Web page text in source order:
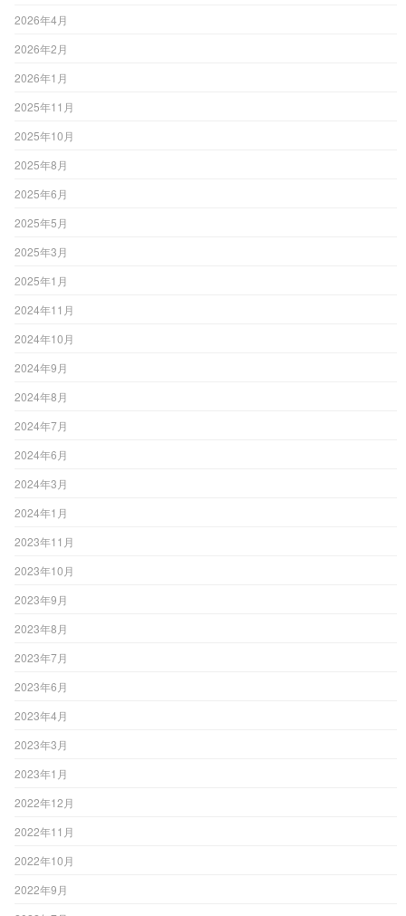
2026年4月
2026年2月
2026年1月
2025年11月
2025年10月
2025年8月
2025年6月
2025年5月
2025年3月
2025年1月
2024年11月
2024年10月
2024年9月
2024年8月
2024年7月
2024年6月
2024年3月
2024年1月
2023年11月
2023年10月
2023年9月
2023年8月
2023年7月
2023年6月
2023年4月
2023年3月
2023年1月
2022年12月
2022年11月
2022年10月
2022年9月